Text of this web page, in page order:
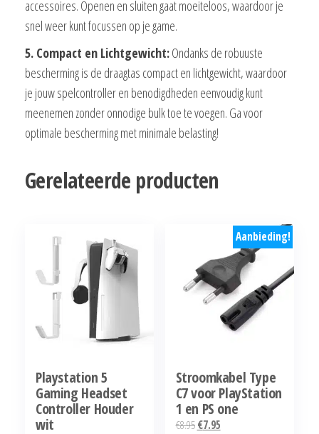
accessoires. Openen en sluiten gaat moeiteloos, waardoor je
snel weer kunt focussen op je game.
5. Compact en Lichtgewicht:Ondanks de robuuste
bescherming is de draagtas compact en lichtgewicht, waardoor
je jouw spelcontroller en benodigdheden eenvoudig kunt
meenemen zonder onnodige bulk toe te voegen. Ga voor
optimale bescherming met minimale belasting!
Gerelateerde producten
Playstation 5
Gaming Headset
Controller Houder
wit
Aanbieding!
Stroomkabel Type
C7 voor PlayStation
1 en PS one
€8.95 Oorspronkelijke
€7.95Huidige